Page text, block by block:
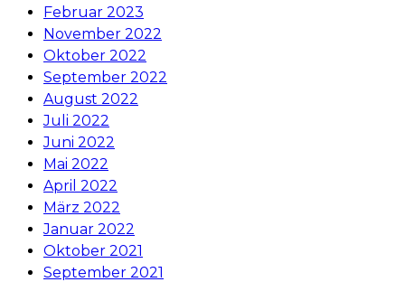
Februar 2023
November 2022
Oktober 2022
September 2022
August 2022
Juli 2022
Juni 2022
Mai 2022
April 2022
März 2022
Januar 2022
Oktober 2021
September 2021